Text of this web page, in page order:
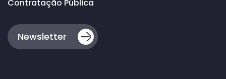
Contratação Pública
Newsletter